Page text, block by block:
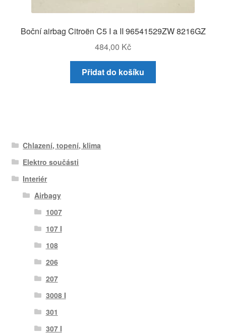
Boční airbag Citroën C5 I a II 96541529ZW 8216GZ
484,00 Kč
Přidat do košíku
Chlazení, topení, klima
Elektro součásti
Interiér
Airbagy
1007
107 I
108
206
207
3008 I
301
307 I